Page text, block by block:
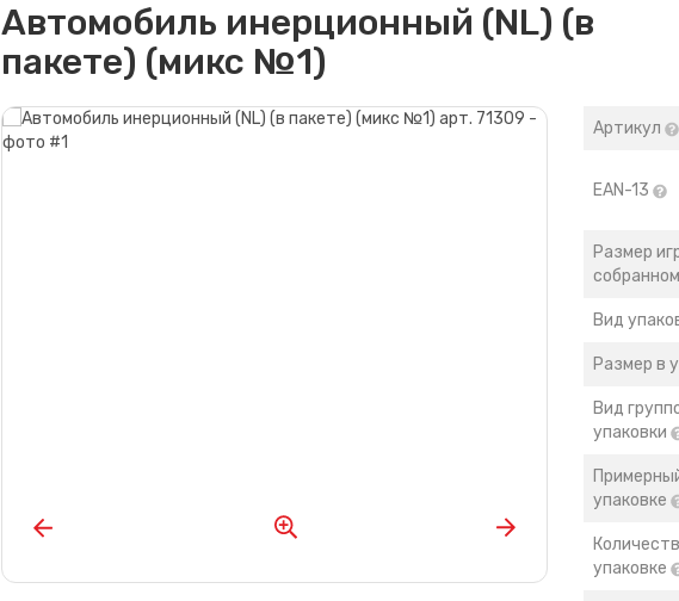
Автомобиль инерционный (NL) (в
пакете) (микс №1)
Артикул
EAN-13
Размер
Вид
Размер в
Вид
упаковки
упаковке
упаковке